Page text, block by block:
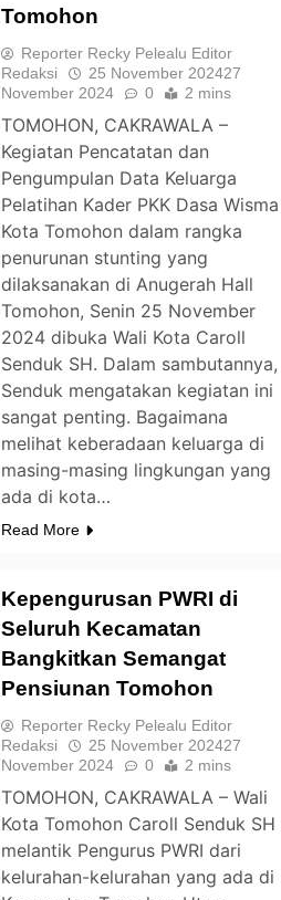
Tomohon
Reporter Recky Pelealu Editor
Redaksi
25 November 202427
November 2024
0 2 mins
TOMOHON, CAKRAWALA –
Kegiatan Pencatatan dan
Pengumpulan Data Keluarga
Pelatihan Kader PKK Dasa Wisma
Kota Tomohon dalam rangka
penurunan stunting yang
dilaksanakan di Anugerah Hall
Tomohon, Senin 25 November
2024 dibuka Wali Kota Caroll
Senduk SH. Dalam sambutannya,
Senduk mengatakan kegiatan ini
sangat penting. Bagaimana
melihat keberadaan keluarga di
masing-masing lingkungan yang
ada di kota…
Read More
Kepengurusan PWRI di
Seluruh Kecamatan
Bangkitkan Semangat
Pensiunan Tomohon
Reporter Recky Pelealu Editor
Redaksi
25 November 202427
November 2024
0 2 mins
TOMOHON, CAKRAWALA – Wali
Kota Tomohon Caroll Senduk SH
melantik Pengurus PWRI dari
kelurahan-kelurahan yang ada di